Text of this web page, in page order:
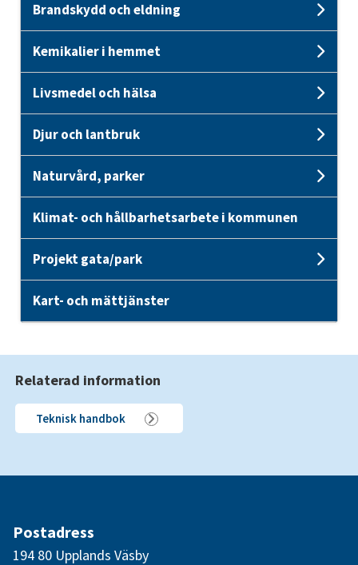
Brandskydd och eldning
Kemikalier i hemmet
Livsmedel och hälsa
Djur och lantbruk
Naturvård, parker
Klimat- och hållbarhetsarbete i kommunen
Projekt gata/park
Kart- och mättjänster
Relaterad information
Teknisk handbok
Postadress
194 80 Upplands Väsby